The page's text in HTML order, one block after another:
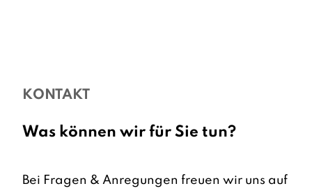
KONTAKT
Was können wir für Sie tun?
Bei Fragen & Anregungen freuen wir uns auf